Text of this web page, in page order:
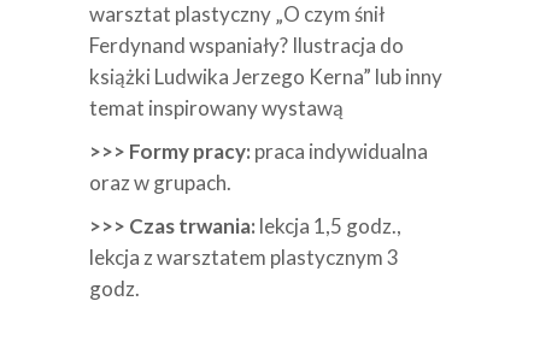
warsztat plastyczny „O czym śnił
Ferdynand wspaniały? Ilustracja do
książki Ludwika Jerzego Kerna” lub inny
temat inspirowany wystawą
>>> Formy pracy: praca indywidualna
oraz w grupach.
>>> Czas trwania: lekcja 1,5 godz.,
lekcja z warsztatem plastycznym 3
godz.